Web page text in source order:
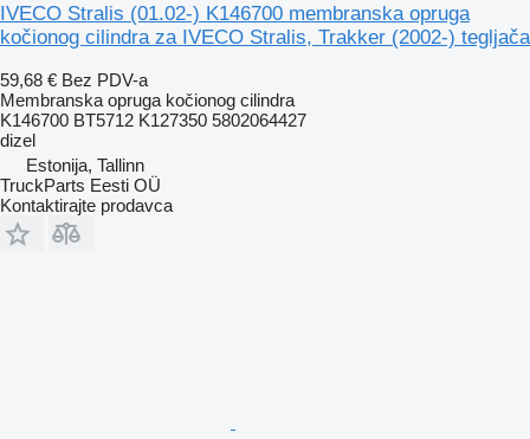
IVECO Stralis (01.02-) K146700 membranska opruga
kočionog cilindra za IVECO Stralis, Trakker (2002-) tegljača
59,68 € Bez PDV-a
Membranska opruga kočionog cilindra
K146700 BT5712 K127350 5802064427
dizel
Estonija, Tallinn
TruckParts Eesti OÜ
Kontaktirajte prodavca